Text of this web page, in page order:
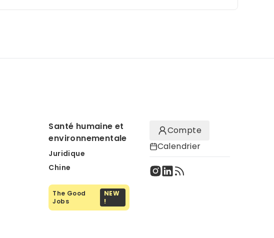
Santé humaine et
environnementale
Juridique
Chine
The Good
Jobs
NEW
!
Compte
Calendrier